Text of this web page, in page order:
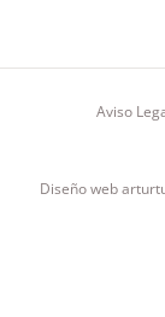
Aviso
Diseño web